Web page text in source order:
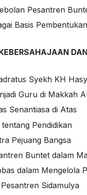
Pesantren
Basis
Syekh KH
Guru di Makkah
Senantiasa di Atas
Pendidikan
Pejuang Bangsa
Buntet dalam
dalam Mengelola
Sidamulya